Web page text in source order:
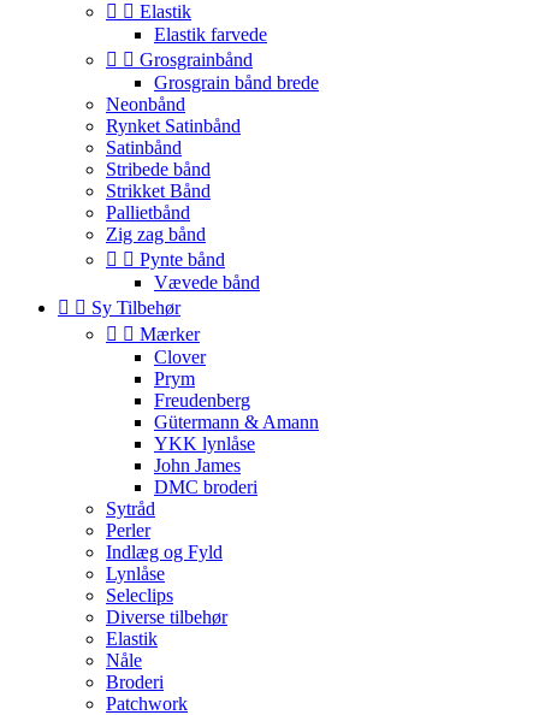
  Elastik
Elastik farvede
  Grosgrainbånd
Grosgrain bånd brede
Neonbånd
Rynket Satinbånd
Satinbånd
Stribede bånd
Strikket Bånd
Pallietbånd
Zig zag bånd
  Pynte bånd
Vævede bånd
  Sy Tilbehør
  Mærker
Clover
Prym
Freudenberg
Gütermann & Amann
YKK lynlåse
John James
DMC broderi
Sytråd
Perler
Indlæg og Fyld
Lynlåse
Seleclips
Diverse tilbehør
Elastik
Nåle
Broderi
Patchwork